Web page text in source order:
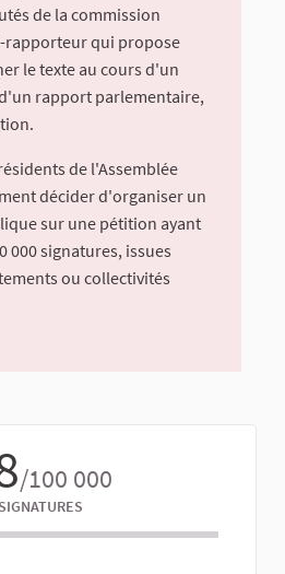
de la commission
rapporteur qui propose
le texte au cours d'un
rapport parlementaire,
de l'Assemblée
décider d'organiser un
sur une pétition ayant
000 signatures, issues
ou collectivités
/100 000
SIGNATURES